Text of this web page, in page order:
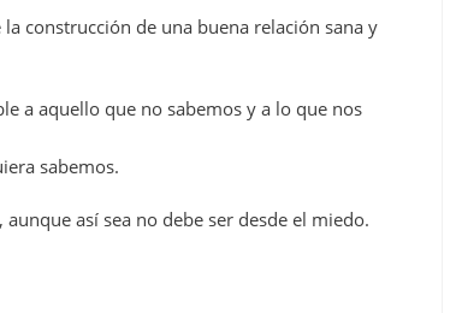
construcción de una buena relación sana y
a aquello que no sabemos y a lo que nos
sabemos.
así sea no debe ser desde el miedo.